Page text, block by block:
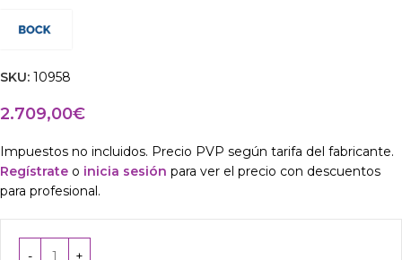
SKU: 10958
2.709,00€
Impuestos no incluidos. Precio PVP según tarifa del fabricante.
Regístrate o inicia sesión para ver el precio con descuentos
para profesional.